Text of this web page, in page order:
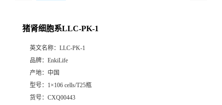
猪肾细胞系LLC-PK-1
英文名称： LLC-PK-1
品牌： EnkiLife
产地： 中国
型号： 1×106 cells/T25瓶
货号： CXQ00443